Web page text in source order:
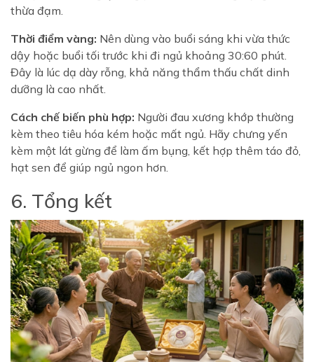
thừa đạm.
Thời điểm vàng: Nên dùng vào buổi sáng khi vừa thức
dậy hoặc buổi tối trước khi đi ngủ khoảng 30:60 phút.
Đây là lúc dạ dày rỗng, khả năng thẩm thấu chất dinh
dưỡng là cao nhất.
Cách chế biến phù hợp: Người đau xương khớp thường
kèm theo tiêu hóa kém hoặc mất ngủ. Hãy chưng yến
kèm một lát gừng để làm ấm bụng, kết hợp thêm táo đỏ,
hạt sen để giúp ngủ ngon hơn.
6. Tổng kết